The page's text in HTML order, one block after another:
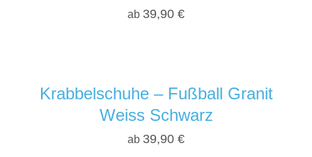
ab 39,90 €
Krabbelschuhe – Fußball Granit
Weiss Schwarz
ab 39,90 €